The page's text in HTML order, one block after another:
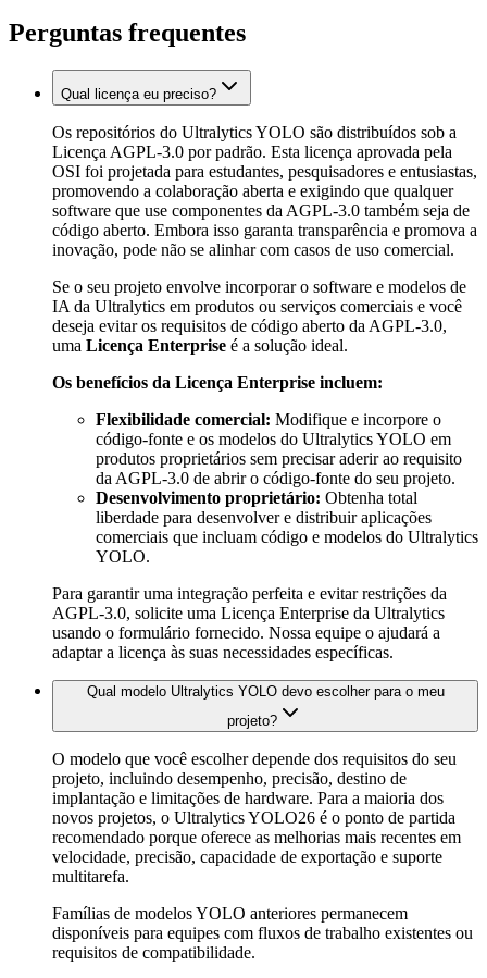
Perguntas frequentes
Qual licença eu preciso?
Os repositórios do Ultralytics YOLO são distribuídos sob a
Licença AGPL-3.0 por padrão. Esta licença aprovada pela
OSI foi projetada para estudantes, pesquisadores e entusiastas,
promovendo a colaboração aberta e exigindo que qualquer
software que use componentes da AGPL-3.0 também seja de
código aberto. Embora isso garanta transparência e promova a
inovação, pode não se alinhar com casos de uso comercial.
Se o seu projeto envolve incorporar o software e modelos de
IA da Ultralytics em produtos ou serviços comerciais e você
deseja evitar os requisitos de código aberto da AGPL-3.0,
uma Licença Enterprise é a solução ideal.
Os benefícios da Licença Enterprise incluem:
Flexibilidade comercial: Modifique e incorpore o
código-fonte e os modelos do Ultralytics YOLO em
produtos proprietários sem precisar aderir ao requisito
da AGPL-3.0 de abrir o código-fonte do seu projeto.
Desenvolvimento proprietário: Obtenha total
liberdade para desenvolver e distribuir aplicações
comerciais que incluam código e modelos do Ultralytics
YOLO.
Para garantir uma integração perfeita e evitar restrições da
AGPL-3.0, solicite uma Licença Enterprise da Ultralytics
usando o formulário fornecido. Nossa equipe o ajudará a
adaptar a licença às suas necessidades específicas.
Qual modelo Ultralytics YOLO devo escolher para o meu
projeto?
O modelo que você escolher depende dos requisitos do seu
projeto, incluindo desempenho, precisão, destino de
implantação e limitações de hardware. Para a maioria dos
novos projetos, o Ultralytics YOLO26 é o ponto de partida
recomendado porque oferece as melhorias mais recentes em
velocidade, precisão, capacidade de exportação e suporte
multitarefa.
Famílias de modelos YOLO anteriores permanecem
disponíveis para equipes com fluxos de trabalho existentes ou
requisitos de compatibilidade.